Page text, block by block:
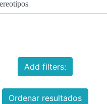
Add filters:
Ordenar resultados